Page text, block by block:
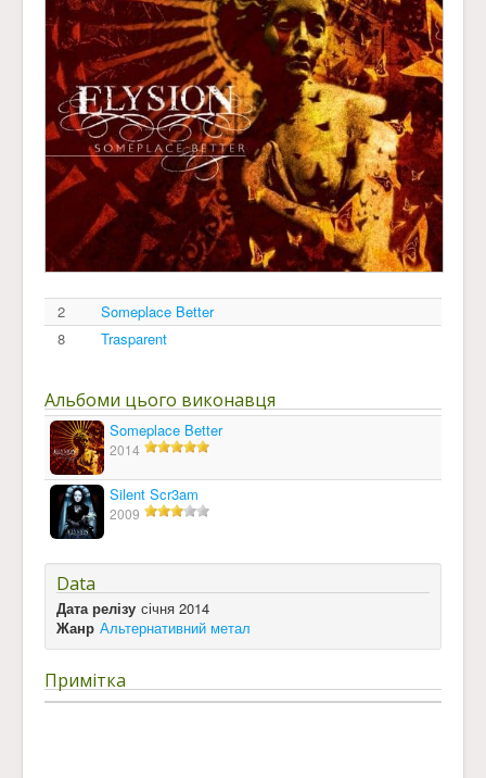
2
Someplace Better
8
Trasparent
Альбоми цього виконавця
Someplace Better
2014
Silent Scr3am
2009
Data
Дата релізу січня 2014
Жанр Альтернативний метал
Примітка